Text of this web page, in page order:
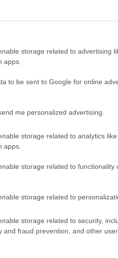
storage related to advertising
apps.
to be sent to Google for online
me personalized advertising.
storage related to analytics
apps.
storage related to functionality
storage related to
storage related to security,
and fraud prevention, and other user
στα σχολεία.